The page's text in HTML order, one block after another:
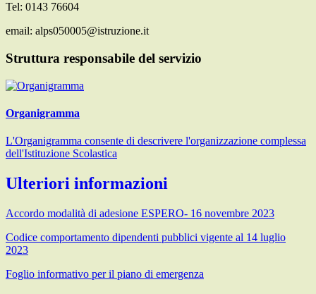
Tel: 0143 76604
email: alps050005@istruzione.it
Struttura responsabile del servizio
Organigramma
L'Organigramma consente di descrivere l'organizzazione complessa
dell'Istituzione Scolastica
Ulteriori informazioni
Accordo modalità di adesione ESPERO- 16 novembre 2023
Codice comportamento dipendenti pubblici vigente al 14 luglio
2023
Foglio informativo per il piano di emergenza